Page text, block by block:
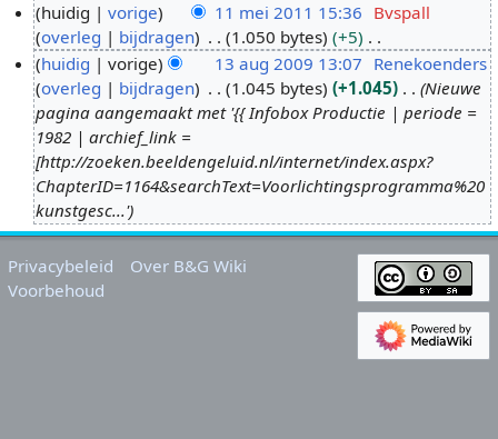
1
1
huidig vorige 11 mei 2011 15:36 Bvspall
overleg
bijdragen 1.050 bytes
+5
G
e
e
n
b
e
w
e
0
0
9
huidig vorige 13 aug 2009 13:07 Renekoenders
overleg
bijdragen 1.045 bytes +1.045
Nieuwe
pagina aangemaakt met '{{ Infobox Productie | periode =
1982 | archief_link =
[http://zoeken.beeldengeluid.nl/internet/index.aspx?
ChapterID=1164&searchText=Voorlichtingsprogramma%20
kunstgesc...'
Privacybeleid
Over B&G Wiki
Voorbehoud